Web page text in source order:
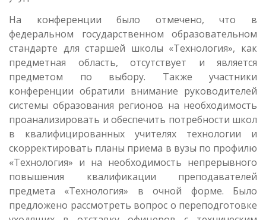
На конференции было отмечено, что в
федеральном государственном образовательном
стандарте для старшей школы «Технология», как
предметная область, отсутствует и является
предметом по выбору. Также участники
конференции обратили внимание руководителей
системы образования регионов на необходимость
проанализировать и обеспечить потребности школ
в квалифицированных учителях технологии и
скорректировать планы приема в вузы по профилю
«Технология» и на необходимость непрерывного
повышения квалификации преподавателей
предмета «Технология» в очной форме. Было
предложено рассмотреть вопрос о переподготовке